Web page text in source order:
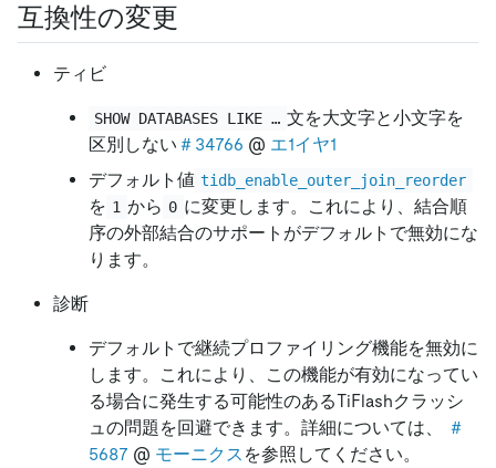
互換性の変更
ティビ
SHOW DATABASES LIKE … 文を大文字と小文字を
区別しない ＃34766 @ エ1イヤ1
デフォルト値 tidb_enable_outer_join_reorder
を 1 から 0 に変更します。これにより、結合順
序の外部結合のサポートがデフォルトで無効にな
ります。
診断
デフォルトで継続プロファイリング機能を無効に
します。これにより、この機能が有効になってい
る場合に発生する可能性のあるTiFlashクラッシ
ュの問題を回避できます。詳細については、
＃
5687 @ モーニクス を参照してください。